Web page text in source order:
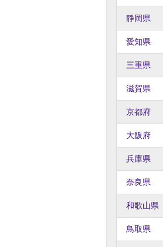
静岡県
愛知県
三重県
滋賀県
京都府
大阪府
兵庫県
奈良県
和歌山県
鳥取県